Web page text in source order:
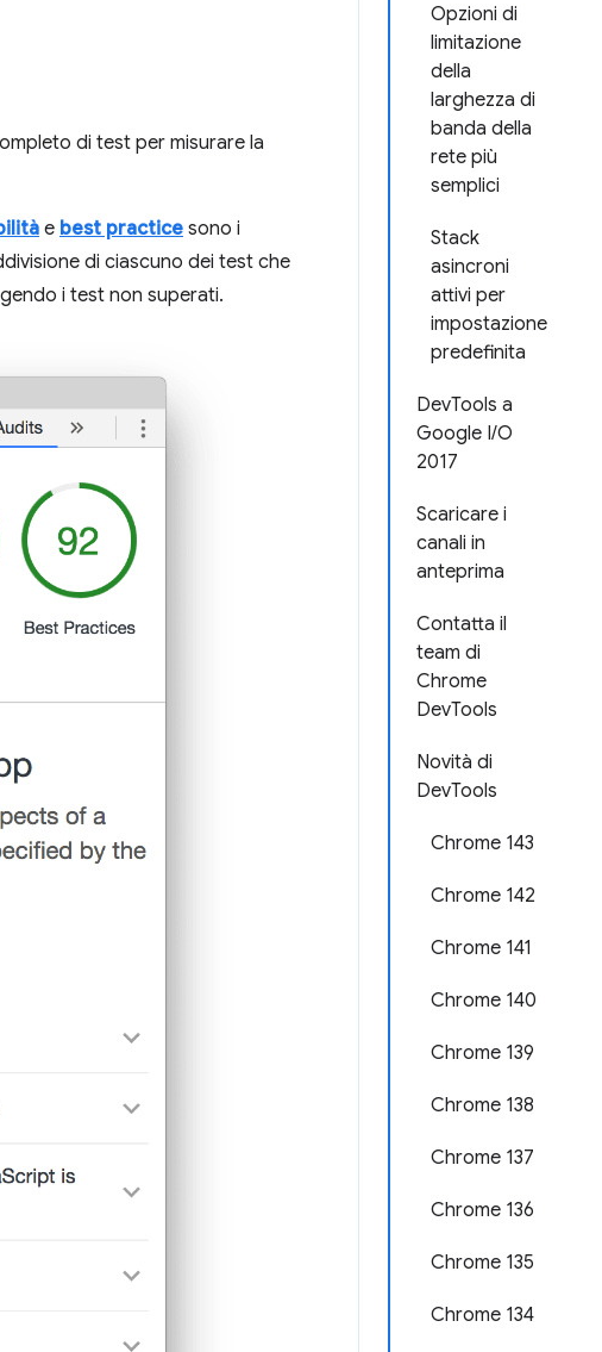
Opzioni di
limitazione
della
larghezza di
banda della
rete più
semplici
Stack
asincroni
attivi per
impostazione
predefinita
DevTools a
Google I/O
2017
Scaricare i
canali in
anteprima
Contatta il
team di
Chrome
DevTools
Novità di
DevTools
Chrome 143
Chrome 142
Chrome 141
Chrome 140
Chrome 139
Chrome 138
Chrome 137
Chrome 136
Chrome 135
Chrome 134
di test per misurare la
e best practice sono i
di ciascuno dei test che
i test non superati.